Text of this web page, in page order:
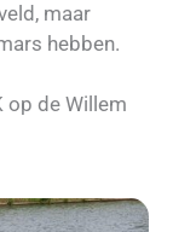
maar
hebben.
op de Willem